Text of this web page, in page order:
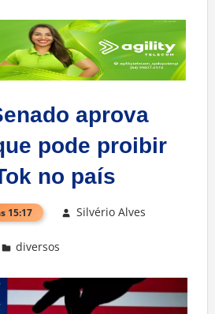
aprova
pode proibir
no país
15:17 Silvério Alves
diversos